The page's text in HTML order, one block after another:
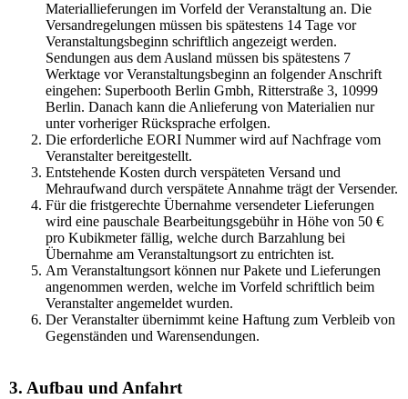
Materiallieferungen im Vorfeld der Veranstaltung an. Die
Versandregelungen müssen bis spätestens 14 Tage vor
Veranstaltungsbeginn schriftlich angezeigt werden.
Sendungen aus dem Ausland müssen bis spätestens 7
Werktage vor Veranstaltungsbeginn an folgender Anschrift
eingehen: Superbooth Berlin Gmbh, Ritterstraße 3, 10999
Berlin. Danach kann die Anlieferung von Materialien nur
unter vorheriger Rücksprache erfolgen.
Die erforderliche EORI Nummer wird auf Nachfrage vom
Veranstalter bereitgestellt.
Entstehende Kosten durch verspäteten Versand und
Mehraufwand durch verspätete Annahme trägt der Versender.
Für die fristgerechte Übernahme versendeter Lieferungen
wird eine pauschale Bearbeitungsgebühr in Höhe von 50 €
pro Kubikmeter fällig, welche durch Barzahlung bei
Übernahme am Veranstaltungsort zu entrichten ist.
Am Veranstaltungsort können nur Pakete und Lieferungen
angenommen werden, welche im Vorfeld schriftlich beim
Veranstalter angemeldet wurden.
Der Veranstalter übernimmt keine Haftung zum Verbleib von
Gegenständen und Warensendungen.
3. Aufbau und Anfahrt